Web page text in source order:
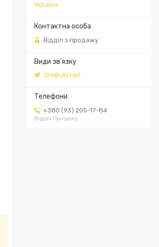
Україна
Відділ з продажу
2lvl@ukr.net
+380 (93) 205-17-84
Відділ Продажу